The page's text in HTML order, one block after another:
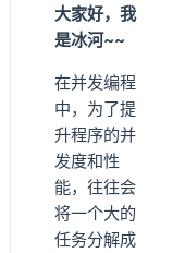
大家好，我
是冰河~~
在并发编程
中，为了提
升程序的并
发度和性
能，往往会
将一个大的
任务分解成